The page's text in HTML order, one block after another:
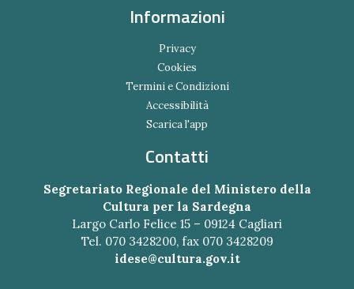
Informazioni
Privacy
Cookies
Termini e Condizioni
Accessibilità
Scarica l'app
Contatti
Segretariato Regionale del Ministero della
Cultura per la Sardegna
Largo Carlo Felice 15 – 09124 Cagliari
Tel. 070 3428200, fax 070 3428209
idese@cultura.gov.it